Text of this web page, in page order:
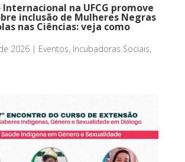
na UFCG promove
inclusão de Mulheres Negras
nas Ciências: veja como
2026| Eventos, Incubadoras Sociais,